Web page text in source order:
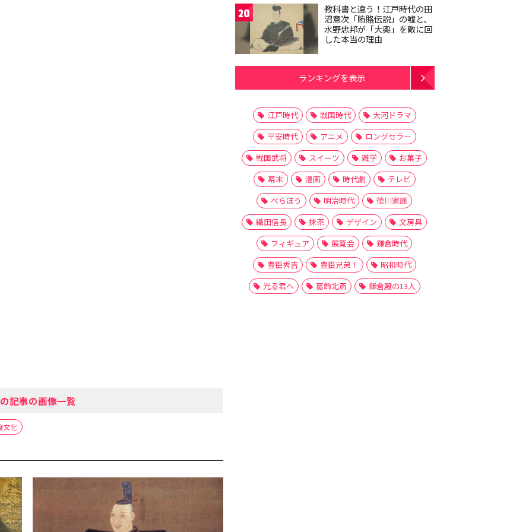
記事の画像一覧
文化
20
教科書と違う！江戸時代の田
沼意次「賄賂伝説」の嘘と、
水野忠邦が「大奥」を敵に回
した本当の理由
ランキングを表示
江戸時代 戦国時代
大河ドラマ
平安時代
アニメ
ロングセラー
戦国武将
スイーツ 雑学
お菓子
幕末
漫画 時代劇
テレビ
べらぼう
明治時代
徳川家康
織田信長
抹茶 デザイン
文房具
フィギュア
展覧会
鎌倉時代
豊臣秀吉
豊臣兄弟！
昭和時代
光る君へ
葛飾北斎 鎌倉殿の13人